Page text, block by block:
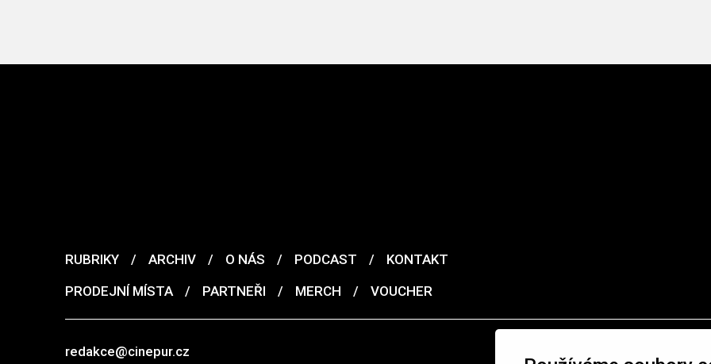
RUBRIKY / ARCHIV / O NÁS / PODCAST /
KONTAKT
PRODEJNÍ MÍSTA
/ PARTNEŘI / MERCH / VOUCHER
redakce@cinepur.cz